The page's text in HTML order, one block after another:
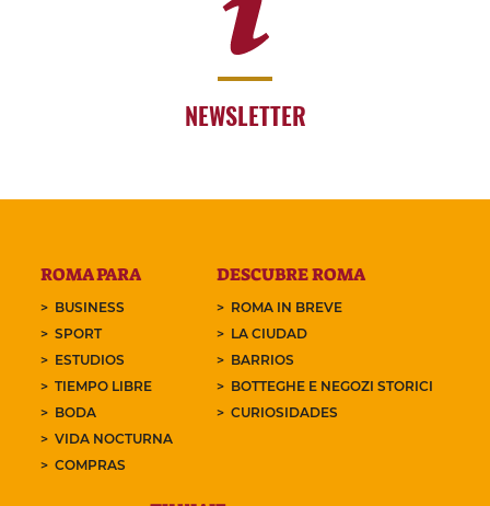
NEWSLETTER
ROMA PARA
BUSINESS
SPORT
ESTUDIOS
TIEMPO LIBRE
BODA
VIDA NOCTURNA
COMPRAS
DESCUBRE ROMA
ROMA IN BREVE
LA CIUDAD
BARRIOS
BOTTEGHE E NEGOZI STORICI
CURIOSIDADES